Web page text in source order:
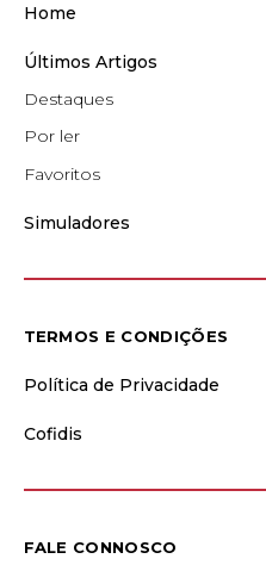
Home
Últimos Artigos
Destaques
Por ler
Favoritos
Simuladores
TERMOS E CONDIÇÕES
Política de Privacidade
Cofidis
FALE CONNOSCO